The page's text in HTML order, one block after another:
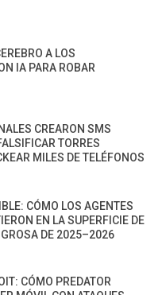
A LOS
IA PARA ROBAR
CREARON SMS
TORRES
MILES DE TELÉFONOS
CÓMO LOS AGENTES
EN LA SUPERFICIE DE
DE 2025–2026
CÓMO PREDATOR